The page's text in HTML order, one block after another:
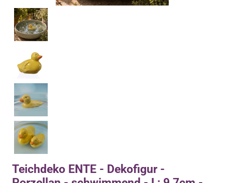
Teichdeko ENTE - Dekofigur -